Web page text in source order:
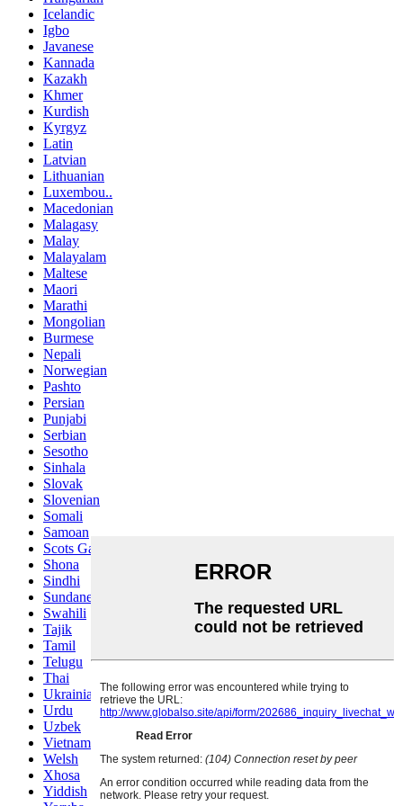
Icelandic
Igbo
Javanese
Kannada
Kazakh
Khmer
Kurdish
Kyrgyz
Latin
Latvian
Lithuanian
Luxembou..
Macedonian
Malagasy
Malay
Malayalam
Maltese
Maori
Marathi
Mongolian
Burmese
Nepali
Norwegian
Pashto
Persian
Punjabi
Serbian
Sesotho
Sinhala
Slovak
Slovenian
Somali
Samoan
Scots Gaelic
Shona
Sindhi
Sundanese
Swahili
Tajik
Tamil
Telugu
Thai
Ukrainian
Urdu
Uzbek
Vietnamese
Welsh
Xhosa
Yiddish